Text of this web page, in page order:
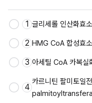
1 글리세롤 인산화
2 HMG CoA 합성효
3 아세틸 CoA 카복
4
카르니틴 팔미토일